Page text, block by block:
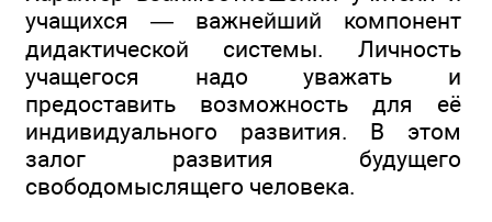
учащихся — важнейший компонент
дидактической системы. Личность
учащегося надо уважать и
предоставить возможность для её
индивидуального развития. В этом
залог развития будущего
свободомыслящего человека.